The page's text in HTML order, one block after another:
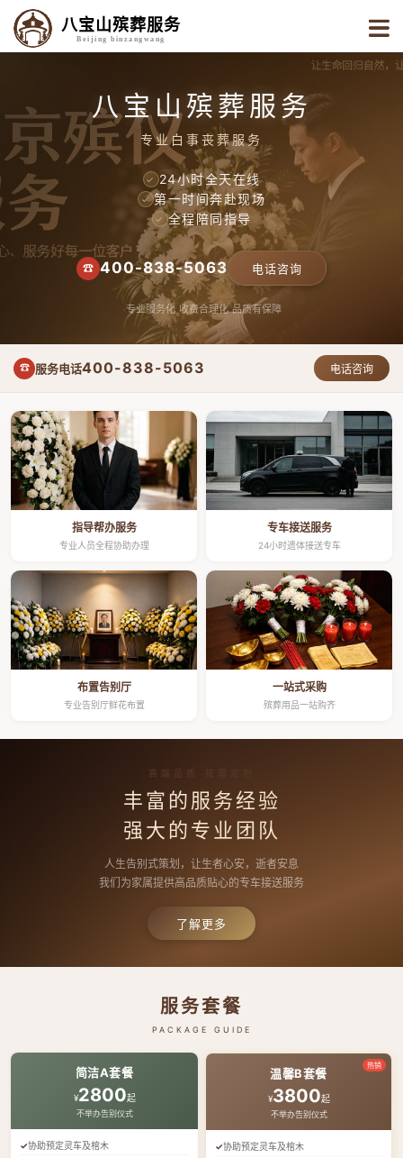
八宝山殡葬服务
Beijing binzangwang
八宝山殡葬服务
专业白事丧葬服务
✓ 24小时全天在线
✓ 第一时间奔赴现场
✓ 全程陪同指导
☎ 400-838-5063 电话咨询
专业服务化 收费合理化 品质有保障
☎ 服务电话400-838-5063 电话咨询
指导帮办服务
专业人员全程协助办理
专车接送服务
24小时遗体接送专车
布置告别厅
专业告别厅鲜花布置
一站式采购
殡葬用品一站购齐
高端品质 按需定制
丰富的服务经验
强大的专业团队
人生告别式策划，让生者心安，逝者安息
我们为家属提供高品质贴心的专车接送服务
了解更多
服务套餐
PACKAGE GUIDE
简洁A套餐
¥2800起
不举办告别仪式
协助预定灵车及棺木
热销
温馨B套餐
¥3800起
不举办告别仪式
协助预定灵车及棺木